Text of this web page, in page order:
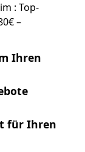
: Top-
–
Ihren
für Ihren